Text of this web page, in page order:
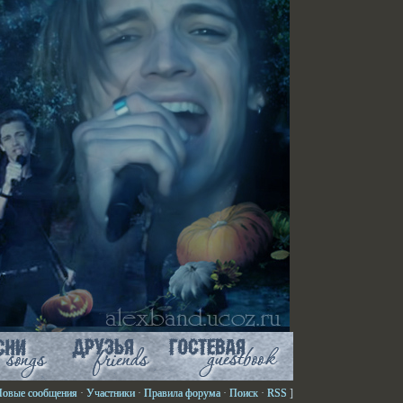
сообщения · Участники · Правила форума · Поиск · RSS ]